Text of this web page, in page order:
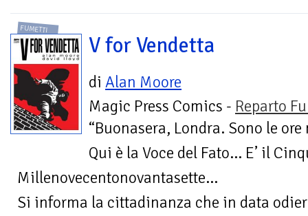
FUMETTI
V for Vendetta
di Alan Moore
Magic Press Comics - Reparto
“Buonasera, Londra. Sono le ore
Qui è la Voce del Fato… E’ il
Millenovecentonovantasette…
Si informa la cittadinanza che in data